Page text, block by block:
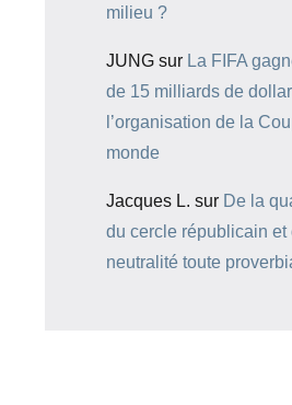
milieu ?
JUNG sur La FIFA
de 15 milliards de
l’organisation de la
monde
Jacques L. sur De la
du cercle républicain et
neutralité toute